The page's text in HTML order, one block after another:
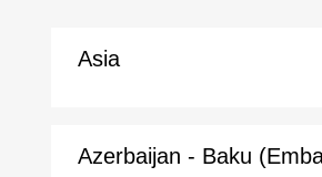
Asia
Azerbaijan - Baku